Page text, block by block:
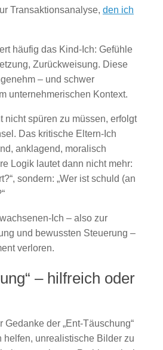
Transaktionsanalyse, den ich
häufig das Kind-Ich: Gefühle
Zurückweisung. Diese
– und schwer
unternehmerischen Kontext.
nicht spüren zu müssen, erfolgt
Das kritische Eltern-Ich
anklagend, moralisch
Logik lautet dann nicht mehr:
sondern: „Wer ist schuld (an
Ich – also zur
und bewussten Steuerung –
verloren.
– hilfreich oder
Gedanke der „Ent-Täuschung“
helfen, unrealistische Bilder zu